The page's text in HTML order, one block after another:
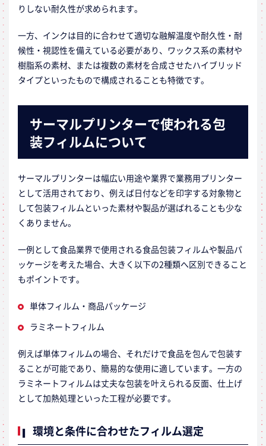
りしない耐久性が求められます。
一方、インクは目的に合わせて適切な融解温度や耐久性・耐
候性・視認性を備えている必要があり、ワックス系の素材や
樹脂系の素材、または複数の素材を合成させたハイブリッド
タイプといったもので構成されることも特徴です。
サーマルプリンターで使われる包
装フィルムについて
サーマルプリンターは幅広い用途や業界で業務用プリンター
として活用されており、例えば日付などを印字する対象物と
して包装フィルムといった素材や製品が選ばれることも少な
くありません。
一例として食品業界で使用される食品包装フィルムや製品パ
ッケージを考えた場合、大きく以下の2種類へ区別できること
もポイントです。
単体フィルム・商品パッケージ
ラミネートフィルム
例えば単体フィルムの場合、それだけで食品を包んで包装す
ることが可能であり、簡易的な使用に適しています。一方の
ラミネートフィルムは丈夫な包装を叶えられる反面、仕上げ
として加熱処理といった工程が必要です。
環境と条件に合わせたフィルム選定